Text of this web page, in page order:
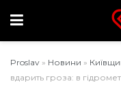
Proslav » Новини »
вдарить гроза: в